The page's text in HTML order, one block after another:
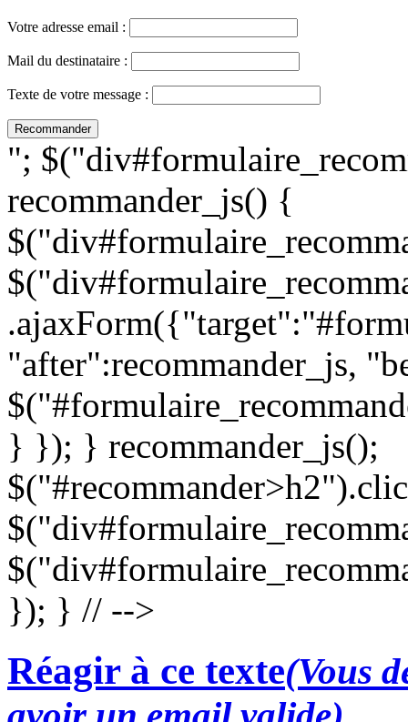
Votre adresse email :
Mail du destinataire :
Texte de votre message :
";
recommander_js() {
"after":recommander_js,
} }); } recommander_js();
}); } // -->
Réagir à ce texte(Vous